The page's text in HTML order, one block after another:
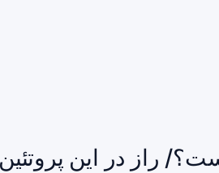
راز در این